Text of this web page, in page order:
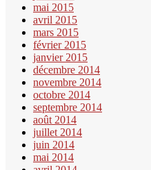
mai 2015
avril 2015
mars 2015
février 2015
janvier 2015
décembre 2014
novembre 2014
octobre 2014
septembre 2014
août 2014
juillet 2014
juin 2014
mai 2014